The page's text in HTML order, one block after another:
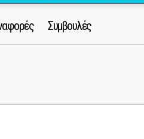
Συμβουλές